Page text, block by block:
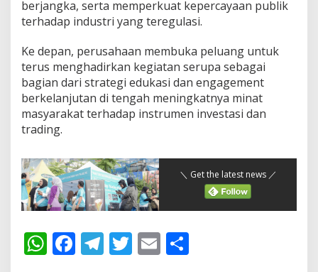
berjangka, serta memperkuat kepercayaan publik
terhadap industri yang teregulasi.
Ke depan, perusahaan membuka peluang untuk
terus menghadirkan kegiatan serupa sebagai
bagian dari strategi edukasi dan engagement
berkelanjutan di tengah meningkatnya minat
masyarakat terhadap instrumen investasi dan
trading.
＼ Get the latest news ／
W F T T E